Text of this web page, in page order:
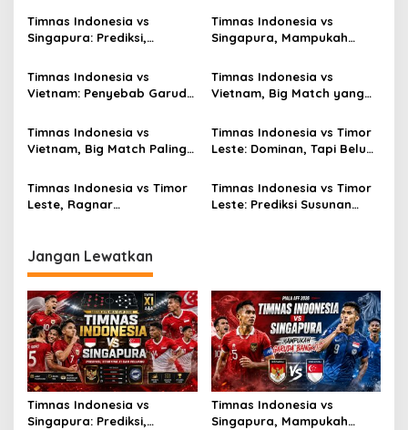
Timnas Indonesia vs
Singapura: Prediksi,
Timnas Indonesia vs
Singapura, Mampukah
Timnas Indonesia vs
Vietnam: Penyebab Garuda
Timnas Indonesia vs
Vietnam, Big Match yang
Timnas Indonesia vs
Vietnam, Big Match Paling
Timnas Indonesia vs Timor
Leste: Dominan, Tapi Belum
Timnas Indonesia vs Timor
Leste, Ragnar
Timnas Indonesia vs Timor
Leste: Prediksi Susunan
Jangan Lewatkan
Timnas Indonesia vs
Singapura: Prediksi,
Timnas Indonesia vs
Singapura, Mampukah